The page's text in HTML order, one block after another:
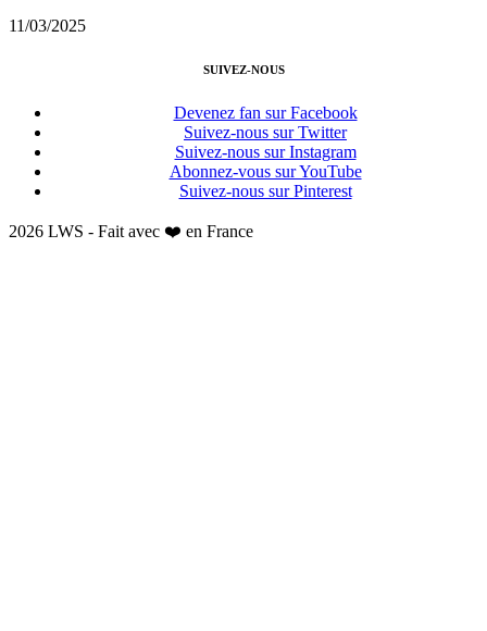
11/03/2025
SUIVEZ-NOUS
Devenez fan sur Facebook
Suivez-nous sur Twitter
Suivez-nous sur Instagram
Abonnez-vous sur YouTube
Suivez-nous sur Pinterest
2026 LWS - Fait avec ❤️ en France